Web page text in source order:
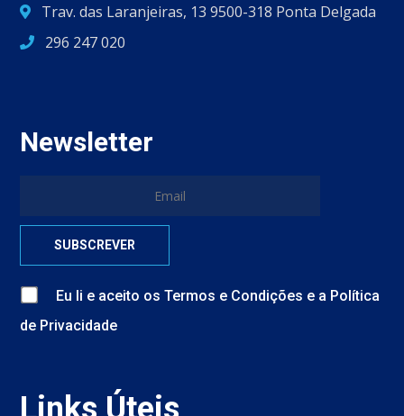
Trav. das Laranjeiras, 13 9500-318 Ponta Delgada
296 247 020
Newsletter
Eu li e aceito osTermos e Condições e a Política
de Privacidade